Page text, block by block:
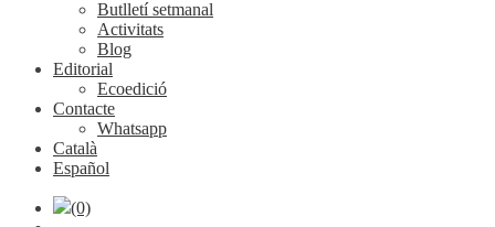
Butlletí setmanal
Activitats
Blog
Editorial
Ecoedició
Contacte
Whatsapp
Català
Español
(0)